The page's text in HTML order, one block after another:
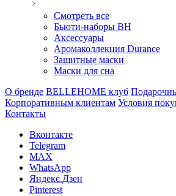
Смотреть все
Бьюти-наборы ВН
Аксессуары
Аромаколлекция Durance
Защитные маски
Маски для сна
О бренде BELLEHOME клуб
Корпоративным клиентам Условия
Контакты
Вконтакте
Telegram
MAX
WhatsApp
Яндекс.Дзен
Pinterest